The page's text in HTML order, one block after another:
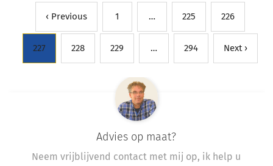
‹ Previous 1 … 225 226
227 228 229 … 294 Next ›
Advies op maat?
Neem vrijblijvend contact met mij op, ik help u